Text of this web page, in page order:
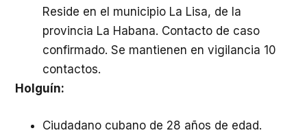
Reside en el municipio La Lisa, de la
provincia La Habana. Contacto de caso
confirmado. Se mantienen en vigilancia 10
contactos.
Holguín:
Ciudadano cubano de 28 años de edad.